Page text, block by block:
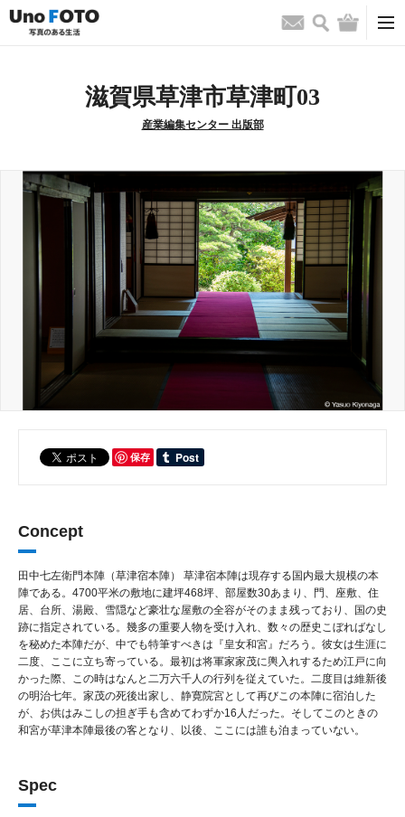
お問い合わせ
検索 バッグ
滋賀県草津市草津町03
産業編集センター 出版部
保存
Concept
田中七左衛門本陣（草津宿本陣） 草津宿本陣は現存する国内最大規模の本
陣である。4700平米の敷地に建坪468坪、部屋数30あまり、門、座敷、住
居、台所、湯殿、雪隠など豪壮な屋敷の全容がそのまま残っており、国の史
跡に指定されている。幾多の重要人物を受け入れ、数々の歴史こぼればなし
を秘めた本陣だが、中でも特筆すべきは『皇女和宮』だろう。彼女は生涯に
二度、ここに立ち寄っている。最初は将軍家家茂に輿入れするため江戸に向
かった際、この時はなんと二万六千人の行列を従えていた。二度目は維新後
の明治七年。家茂の死後出家し、静寛院宮として再びこの本陣に宿泊した
が、お供はみこしの担ぎ手も含めてわずか16人だった。そしてこのときの
和宮が草津本陣最後の客となり、以後、ここには誰も泊まっていない。
Spec